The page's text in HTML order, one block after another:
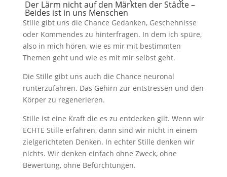
Der Lärm nicht auf den Märkten der Städte –
Beides ist in uns Menschen
Stille gibt uns die Chance Gedanken, Geschehnisse
oder Kommendes zu hinterfragen. In dem ich spüre,
also in mich hören, wie es mir mit bestimmten
Themen geht und wie es mit mir selbst geht.
Die Stille gibt uns auch die Chance neuronal
runterzufahren. Das Gehirn zur entstressen und den
Körper zu regenerieren.
Stille ist eine Kraft die es zu entdecken gilt. Wenn wir
ECHTE Stille erfahren, dann sind wir nicht in einem
zielgerichteten Denken. In echter Stille denken wir
nichts. Wir denken einfach ohne Zweck, ohne
Bewertung, ohne Befürchtungen.